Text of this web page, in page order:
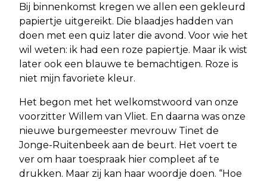
Bij binnenkomst kregen we allen een gekleurd
papiertje uitgereikt. Die blaadjes hadden van
doen met een quiz later die avond. Voor wie het
wil weten: ik had een roze papiertje. Maar ik wist
later ook een blauwe te bemachtigen. Roze is
niet mijn favoriete kleur.
Het begon met het welkomstwoord van onze
voorzitter Willem van Vliet. En daarna was onze
nieuwe burgemeester mevrouw Tinet de
Jonge-Ruitenbeek aan de beurt. Het voert te
ver om haar toespraak hier compleet af te
drukken. Maar zij kan haar woordje doen. “Hoe